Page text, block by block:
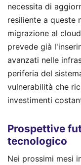
necessita di
resiliente a queste
migrazione al
prevede già
avanzati nelle
periferia del
vulnerabilità che
investimenti
Prospettive
tecnologico
Nei prossimi mesi